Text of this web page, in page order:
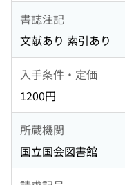
書誌注記
文献あり 索引あり
入手条件・定価
1200円
所蔵機関
国立国会図書館